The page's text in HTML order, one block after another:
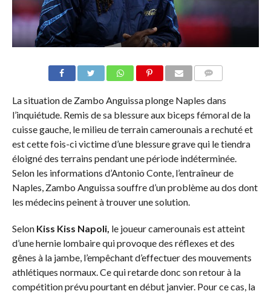
La situation de Zambo Anguissa plonge Naples dans
l’inquiétude. Remis de sa blessure aux biceps fémoral de la
cuisse gauche, le milieu de terrain camerounais a rechuté et
est cette fois-ci victime d’une blessure grave qui le tiendra
éloigné des terrains pendant une période indéterminée.
Selon les informations d’Antonio Conte, l’entraîneur de
Naples, Zambo Anguissa souffre d’un problème au dos dont
les médecins peinent à trouver une solution.
Selon Kiss Kiss Napoli, le joueur camerounais est atteint
d’une hernie lombaire qui provoque des réflexes et des
gênes à la jambe, l’empêchant d’effectuer des mouvements
athlétiques normaux. Ce qui retarde donc son retour à la
compétition prévu pourtant en début janvier. Pour ce cas, la